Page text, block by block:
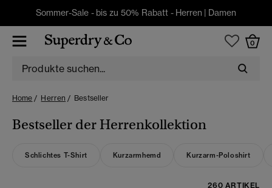
Sommer-Sale - bis zu 50% Rabatt - Herren | Damen
0
Home Herren Bestseller
Bestseller der Herrenkollektion
Schlichtes T-Shirt Kurzarmhemd Kurzarm-Poloshirt
260 ARTIKEL